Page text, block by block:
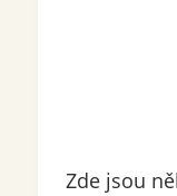
Zde jsou